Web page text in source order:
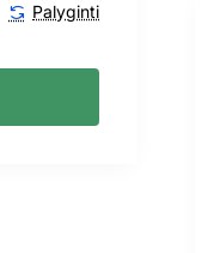
Palyginti